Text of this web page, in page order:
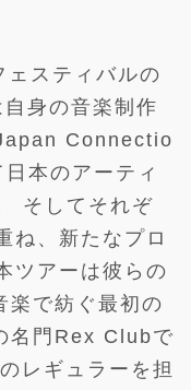
スティバルの
身の音楽制作
Connectio
本のアーティ
そしてそれぞ
ね、新たなプロ
ツアーは彼らの
楽で紡ぐ最初の
名門Rex Clubで
レギュラーを担